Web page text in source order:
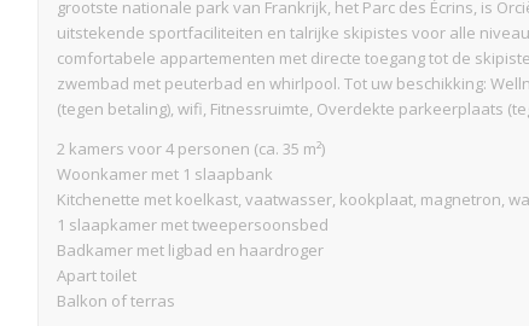
grootste nationale park van Frankrijk, het Parc des Écrins, is
uitstekende sportfaciliteiten en talrijke skipistes voor alle
comfortabele appartementen met directe toegang tot de
zwembad met peuterbad en whirlpool. Tot uw beschikking:
(tegen betaling), wifi, Fitnessruimte, Overdekte parkeerplaats
2 kamers voor 4 personen (ca. 35 m²)
Woonkamer met 1 slaapbank
Kitchenette met koelkast, vaatwasser, kookplaat, magnetron,
1 slaapkamer met tweepersoonsbed
Badkamer met ligbad en haardroger
Apart toilet
Balkon of terras